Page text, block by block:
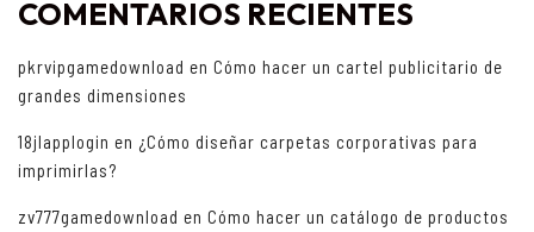
COMENTARIOS RECIENTES
pkrvipgamedownload en Cómo hacer un cartel publicitario de
grandes dimensiones
18jlapplogin en ¿Cómo diseñar carpetas corporativas para
imprimirlas?
zv777gamedownload en Cómo hacer un catálogo de productos